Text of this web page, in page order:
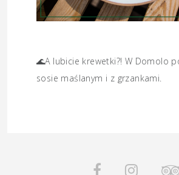
🌊A lubicie krewetki?! W Domolo
sosie maślanym i z grzankami.